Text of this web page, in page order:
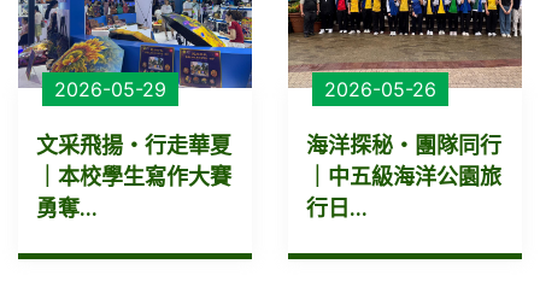
2026-05-29
文采飛揚・行走華夏
｜本校學生寫作大賽
勇奪...
2026-05-26
海洋探秘・團隊同行
｜中五級海洋公園旅
行日...